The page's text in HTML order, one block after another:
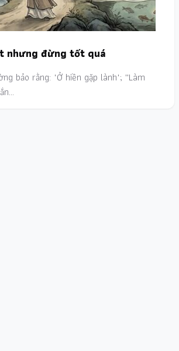
nhưng đừng tốt quá
bảo rằng: "Ở hiền gặp lành"; ''Làm